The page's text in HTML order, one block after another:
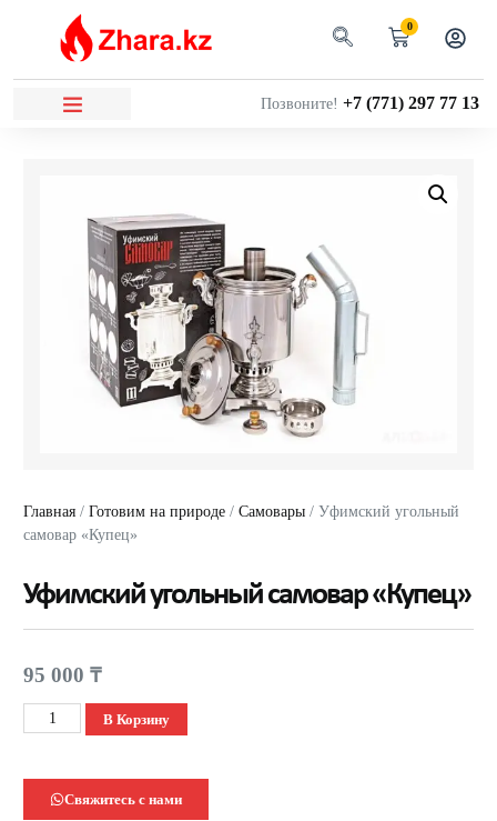
0
Позвоните! +7 (771) 297 77 13
Главная /Готовим на природе /Самовары / Уфимский угольный
самовар «Купец»
Уфимский угольный самовар «Купец»
95 000₸
В Корзину
Свяжитесь с нами